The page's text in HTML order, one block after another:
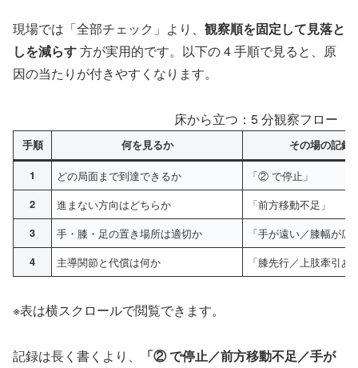
現場では「全部チェック」より、 観察順を固定して見落と
しを減らす方が実用的です。以下の 4 手順で見ると、原
因の当たりが付きやすくなります。
床から立つ：5 分観察フロー（
手順 何を見るか その場の記録
1 どの局面まで到達できるか 「② で停止」
2 進まない方向はどちらか 「前方移動不足」
3 手・膝・足の置き場所は適切か 「手が遠い／膝幅が広
4 主導関節と代償は何か 「膝先行／上肢牽引あ
※表は横スクロールで閲覧できます。
記録は長く書くより、
「② で停止／前方移動不足／手が